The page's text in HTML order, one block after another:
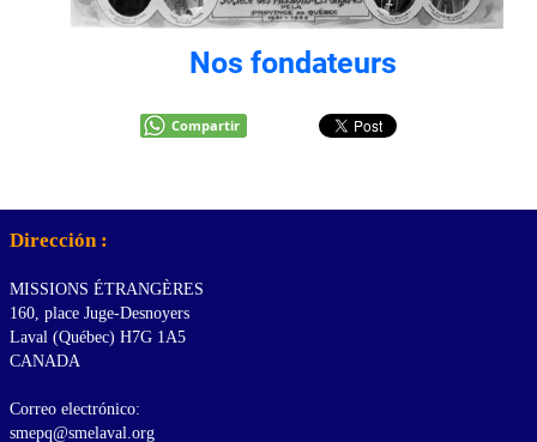
Contacto
Nos fondateurs
Compartir
Dirección :
MISSIONS ÉTRANGÈRES
160, place Juge-Desnoyers
Laval (Québec) H7G 1A5
CANADA
Correo electrónico:
smepq@smelaval.org